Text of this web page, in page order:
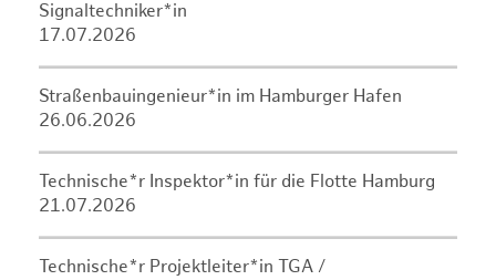
Signaltechniker*in
17.07.2026
Straßenbauingenieur*in im Hamburger Hafen
26.06.2026
Technische*r Inspektor*in für die Flotte Hamburg
21.07.2026
Technische*r Projektleiter*in TGA /